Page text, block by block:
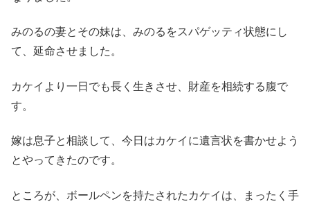
みのるの妻とその妹は、みのるをスパゲッティ状態にし
て、延命させました。
カケイより一日でも長く生きさせ、財産を相続する腹で
す。
嫁は息子と相談して、今日はカケイに遺言状を書かせよう
とやってきたのです。
ところが、ボールペンを持たされたカケイは、まったく手